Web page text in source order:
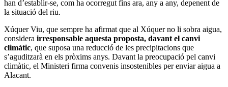
han d’establir-se, com ha ocorregut fins ara, any a any, depenent de
la situació del riu.
Xúquer Viu, que sempre ha afirmat que al Xúquer no li sobra aigua,
considera irresponsable aquesta proposta, davant el canvi
climàtic, que suposa una reducció de les precipitacions que
s’aguditzarà en els pròxims anys. Davant la preocupació pel canvi
climàtic, el Ministeri firma convenis insostenibles per enviar aigua a
Alacant.